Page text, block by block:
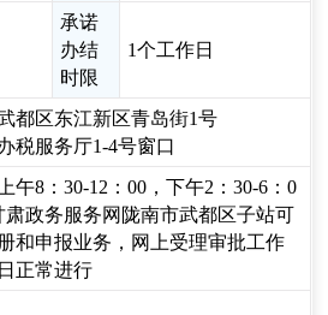
承诺
办结
时限
1个工作日
都区东江新区青岛街1号
税服务厅1-4号窗口
午8：30-12：00，下午2：30-6：0
肃政务服务网陇南市武都区子站可
和申报业务，网上受理审批工作
正常进行